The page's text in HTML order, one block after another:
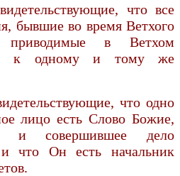
что все
бывшие во время Ветхого
приводимые в Ветхом
к одному и тому же
что одно
лицо есть Слово Божие,
и совершившее дело
и что Он есть начальник